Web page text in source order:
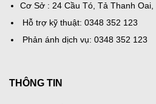
Cơ Sở : 24 Cầu Tó, Tả Thanh Oai,
Hỗ trợ kỹ thuật: 0348 352 123
Phản ánh dịch vụ: 0348 352 123
THÔNG TIN